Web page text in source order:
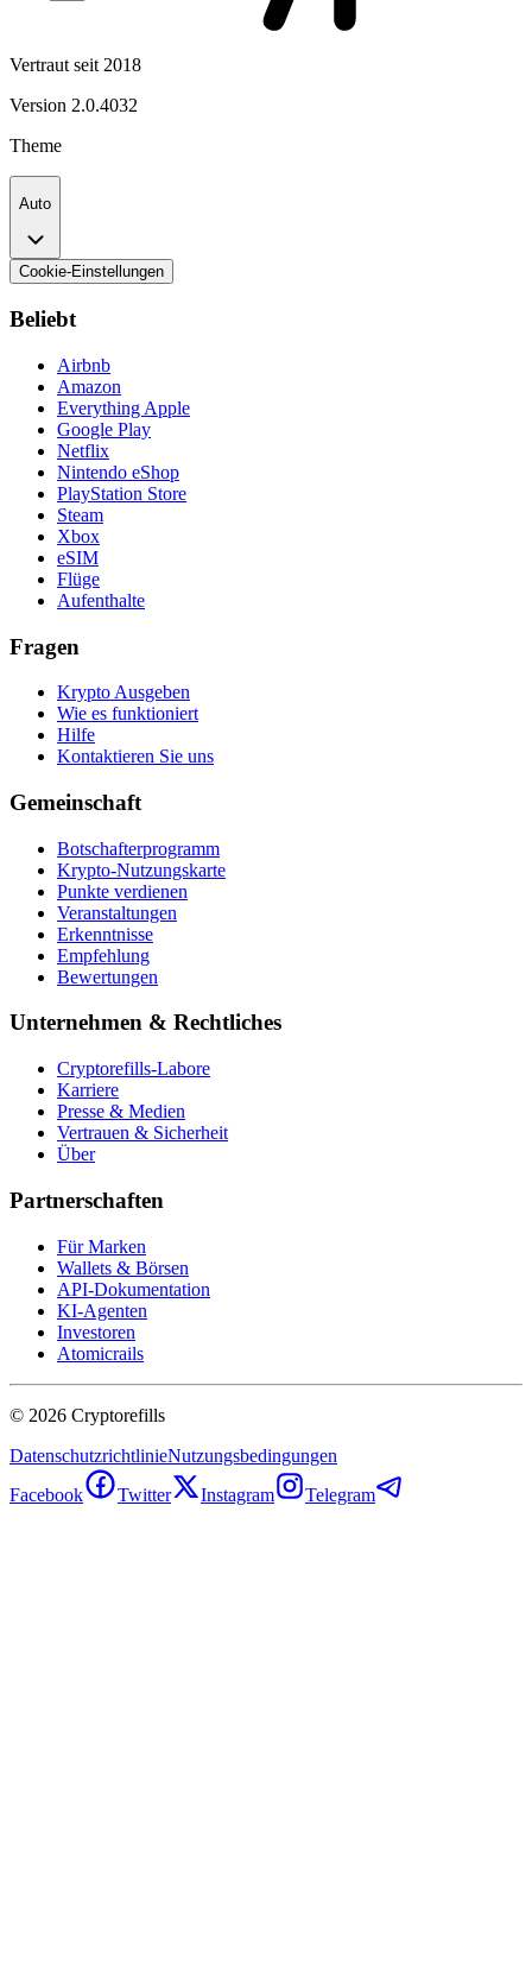
Vertraut seit 2018
Version 2.0.4032
Theme
Auto
Cookie-Einstellungen
Beliebt
Airbnb
Amazon
Everything Apple
Google Play
Netflix
Nintendo eShop
PlayStation Store
Steam
Xbox
eSIM
Flüge
Aufenthalte
Fragen
Krypto Ausgeben
Wie es funktioniert
Hilfe
Kontaktieren Sie uns
Gemeinschaft
Botschafterprogramm
Krypto-Nutzungskarte
Punkte verdienen
Veranstaltungen
Erkenntnisse
Empfehlung
Bewertungen
Unternehmen & Rechtliches
Cryptorefills-Labore
Karriere
Presse & Medien
Vertrauen & Sicherheit
Über
Partnerschaften
Für Marken
Wallets & Börsen
API-Dokumentation
KI-Agenten
Investoren
Atomicrails
© 2026 Cryptorefills
DatenschutzrichtlinieNutzungsbedingungen
Facebook
Twitter Instagram Telegram